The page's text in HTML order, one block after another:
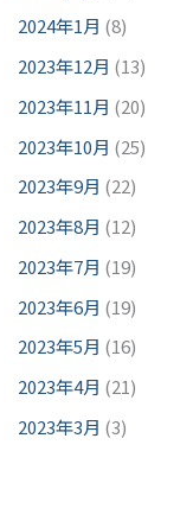
2024年1月 (8)
2023年12月 (13)
2023年11月 (20)
2023年10月 (25)
2023年9月 (22)
2023年8月 (12)
2023年7月 (19)
2023年6月 (19)
2023年5月 (16)
2023年4月 (21)
2023年3月 (3)